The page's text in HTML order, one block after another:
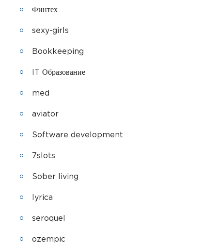
Финтех
sexy-girls
Bookkeeping
IT Образование
med
aviator
Software development
7slots
Sober living
lyrica
seroquel
ozempic